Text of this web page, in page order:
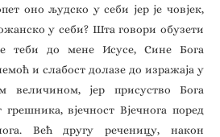
оно људско у себи јер је човјек,
у себи? Шта говори обузети
теби до мене Исусе, Сине Бога
и слабост долазе до изражаја у
величином, јер присуство Бога
вјечност Вјечнога поред
Већ другу реченицу, након